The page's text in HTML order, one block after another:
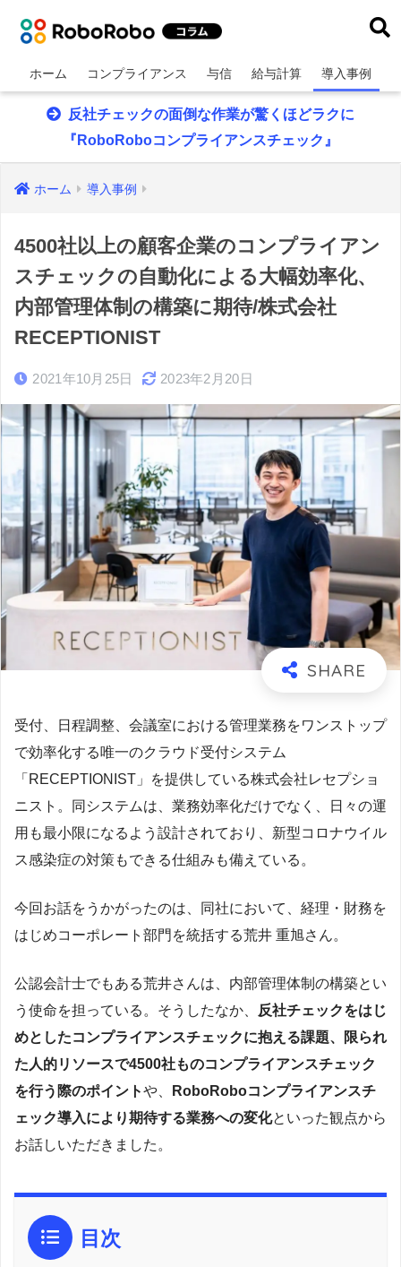
ホーム コンプライアンス 与信 給与計算 導入事例
反社チェックの面倒な作業が驚くほどラクに
『RoboRoboコンプライアンスチェック』
ホーム 導入事例
4500社以上の顧客企業のコンプライアン
スチェックの自動化による大幅効率化、
内部管理体制の構築に期待/株式会社
RECEPTIONIST
2021年10月25日 2023年2月20日
受付、日程調整、会議室における管理業務をワンストップ
で効率化する唯一のクラウド受付システム
「RECEPTIONIST」を提供している株式会社レセプショ
ニスト。同システムは、業務効率化だけでなく、日々の運
用も最小限になるよう設計されており、新型コロナウイル
ス感染症の対策もできる仕組みも備えている。
今回お話をうかがったのは、同社において、経理・財務を
はじめコーポレート部門を統括する荒井 重旭さん。
公認会計士でもある荒井さんは、内部管理体制の構築とい
う使命を担っている。そうしたなか、
反社チェックをはじ
めとしたコンプライアンスチェックに抱える課題、限られ
た人的リソースで4500社ものコンプライアンスチェック
を行う際のポイントや、
RoboRoboコンプライアンスチ
ェック導入により期待する業務への変化といった観点から
お話しいただきました。
目次